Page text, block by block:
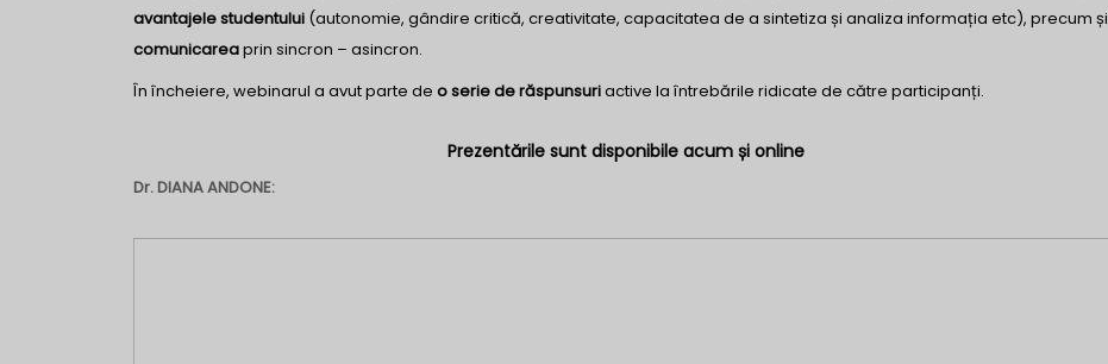
avantajele studentului (autonomie, gândire critică, creativitate, capacitatea de a sintetiza și analiza informația etc), precum și
comunicareaprin sincron – asincron.
În încheiere, webinarul a avut parte de o serie de răspunsuriactive la întrebările ridicate de către participanți.
Prezentările sunt disponibile acum și online
Dr. DIANA ANDONE: